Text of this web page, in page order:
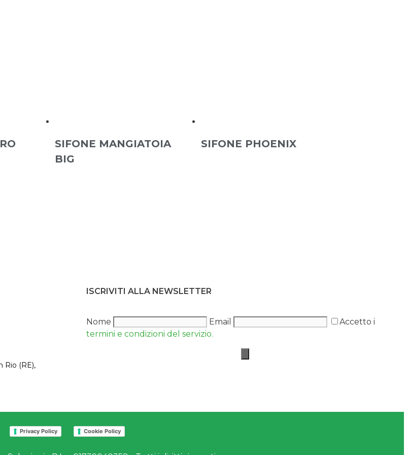
SIFONE MANGIATOIA
BIG
SIFONE PHOENIX
Rio (RE),
ISCRIVITI ALLA NEWSLETTER
Nome Email
Accetto i
termini e condizioni del servizio.
Privacy Policy Cookie Policy